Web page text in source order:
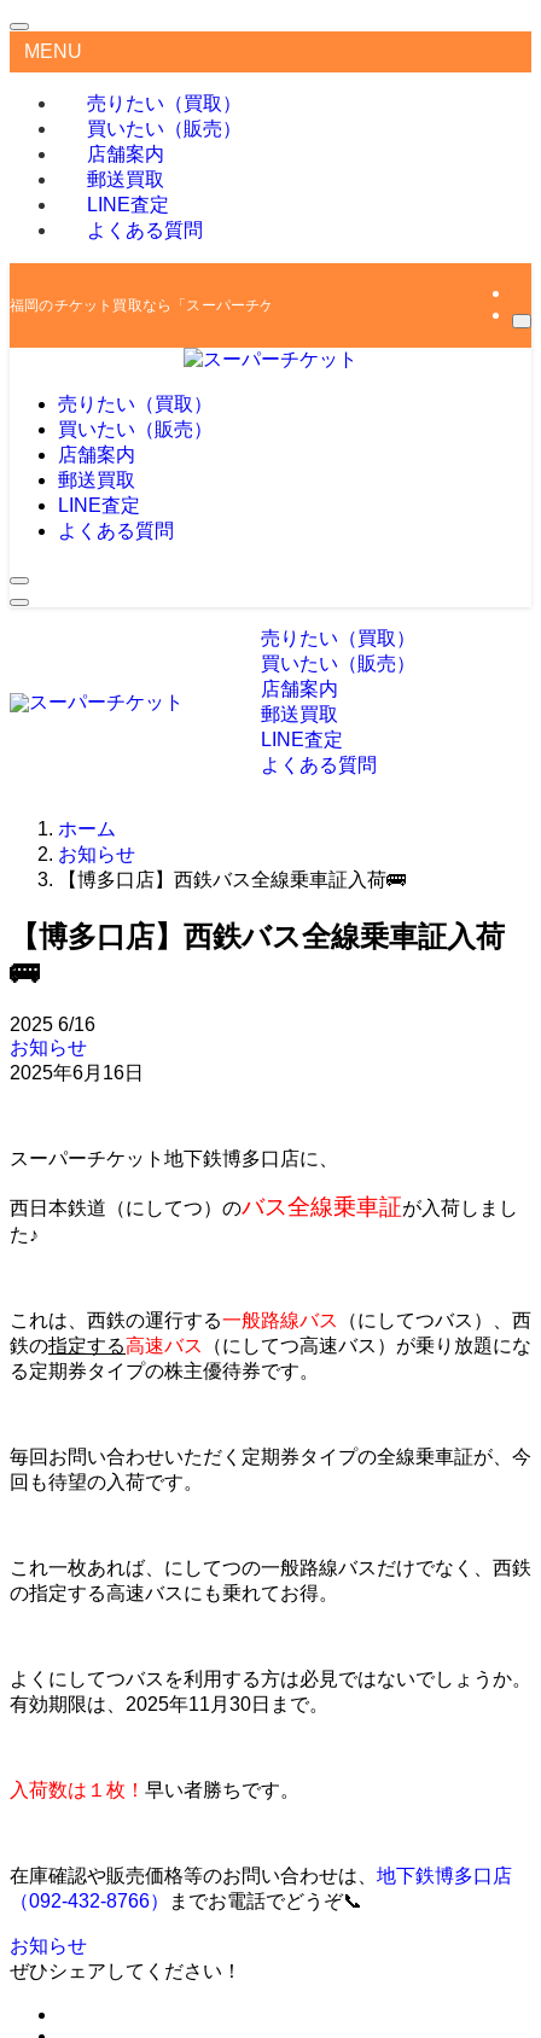
MENU
売りたい（買取）
買いたい（販売）
店舗案内
郵送買取
LINE査定
よくある質問
福岡のチケット買取なら「スーパーチケット」
売りたい（買取）
買いたい（販売）
店舗案内
郵送買取
LINE査定
よくある質問
売りたい（買取）
買いたい（販売）
店舗案内
郵送買取
LINE査定
よくある質問
ホーム
お知らせ
【博多口店】西鉄バス全線乗車証入荷🚌
【博多口店】西鉄バス全線乗車証入荷
🚌
2025 6/16
お知らせ
2025年6月16日
スーパーチケット地下鉄博多口店に、
西日本鉄道（にしてつ）のバス全線乗車証が入荷しまし
た♪
これは、西鉄の運行する一般路線バス
（にしてつバス）、西
鉄の指定する高速バス
（にしてつ高速バス）が乗り放題にな
る定期券タイプの株主優待券です。
毎回お問い合わせいただく定期券タイプの全線乗車証が、今
回も待望の入荷です。
これ一枚あれば、にしてつの一般路線バスだけでなく、西鉄
の指定する高速バスにも乗れてお得。
よくにしてつバスを利用する方は必見ではないでしょうか。
有効期限は、2025年11月30日まで。
入荷数は１枚！ 早い者勝ちです。
在庫確認や販売価格等のお問い合わせは、 地下鉄博多口店
（092-432-8766）
までお電話でどうぞ📞
お知らせ
ぜひシェアしてください！